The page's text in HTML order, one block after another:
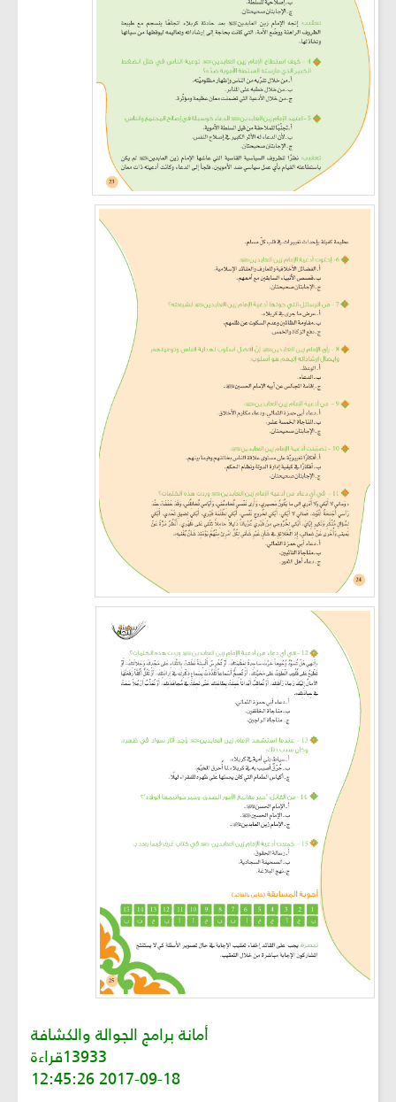
أمانة برامج الجوالة والكشافة
13933قراءة
2017-09-18 12:45:26